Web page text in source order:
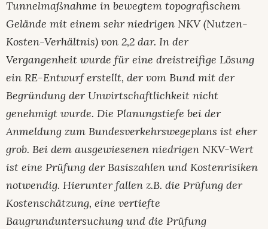
Tunnelmaßnahme in bewegtem topografischem
Gelände mit einem sehr niedrigen NKV (Nutzen-
Kosten-Verhältnis) von 2,2 dar. In der
Vergangenheit wurde für eine dreistreifige Lösung
ein RE-Entwurf erstellt, der vom Bund mit der
Begründung der Unwirtschaftlichkeit nicht
genehmigt wurde. Die Planungstiefe bei der
Anmeldung zum Bundesverkehrswegeplans ist eher
grob. Bei dem ausgewiesenen niedrigen NKV-Wert
ist eine Prüfung der Basiszahlen und Kostenrisiken
notwendig. Hierunter fallen z.B. die Prüfung der
Kostenschätzung, eine vertiefte
Baugrunduntersuchung und die Prüfung